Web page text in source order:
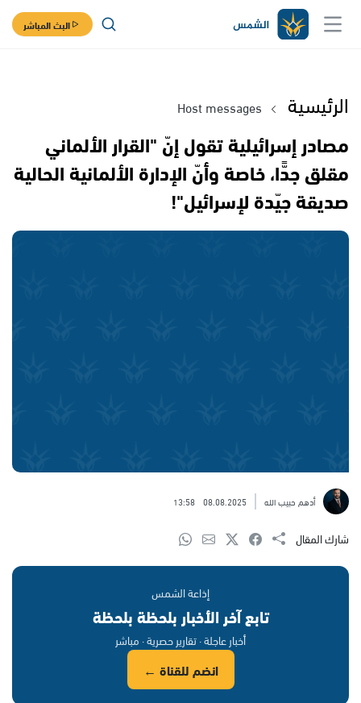
البث المباشر
الرئيسية Host messages
مصادر إسرائيلية تقول إنّ "القرار الألماني
مقلق جدًّا، خاصة وأنّ الإدارة الألمانية الحالية
صديقة جيّدة لإسرائيل"!
أدهم حبيب الله 08.08.2025
13:58
شارك المقال
إذاعة الشمس
تابع آخر الأخبار بلحظة بلحظة
أخبار عاجلة · تقارير حصرية · مباشر
انضم للقناة ←